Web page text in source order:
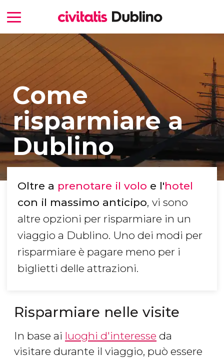
Come
risparmiare a
Dublino
Oltre a prenotare il volo e l'hotel
con il massimo anticipo, vi sono
altre opzioni per risparmiare in un
viaggio a Dublino. Uno dei modi per
risparmiare è pagare meno per i
biglietti delle attrazioni.
Risparmiare nelle visite
In base ai luoghi d'interesse da
visitare durante il viaggio, può essere